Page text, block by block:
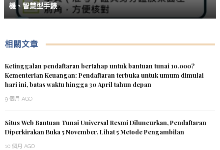
機、智慧型手錶
相關文章
Ketinggalan pendaftaran bertahap untuk bantuan tunai 10.000?
Kementerian Keuangan: Pendaftaran terbuka untuk umum dimulai
hari ini, batas waktu hingga 30 April tahun depan
9 個月 AGO
Situs Web Bantuan Tunai Universal Resmi Diluncurkan, Pendaftaran
Diperkirakan Buka 5 November, Lihat 5 Metode Pengambilan
10 個月 AGO